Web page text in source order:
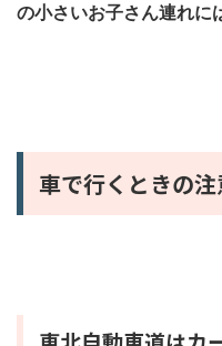
の小さいお子さん連れに
車で行くときの